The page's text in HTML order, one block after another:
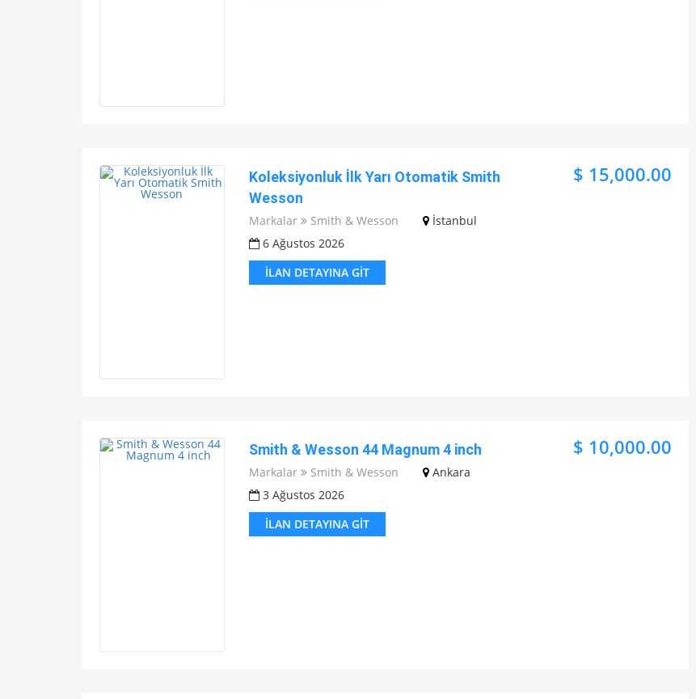
Koleksiyonluk İlk Yarı Otomatik Smith
Wesson
Markalar Smith & Wesson
İstanbul
6 Ağustos 2026
İLAN DETAYINA GIT
$ 15,000.00
Smith & Wesson 44 Magnum 4 inch
Markalar Smith & Wesson
Ankara
3 Ağustos 2026
İLAN DETAYINA GIT
$ 10,000.00